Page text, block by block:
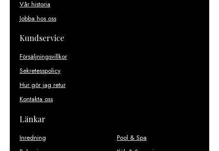
Vår historia
Jobba hos oss
Kundservice
Försäljningsvillkor
Sekretesspolicy
Hur gör jag retur
Kontakta oss
Länkar
Inredning
Pool & Spa